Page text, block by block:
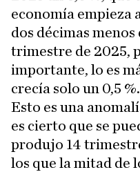
economía empieza
dos décimas
trimestre de 2025,
importante, lo es
crecía solo un 0,5 %.
Esto es una
es cierto que se
produjo 14
los que la mitad de